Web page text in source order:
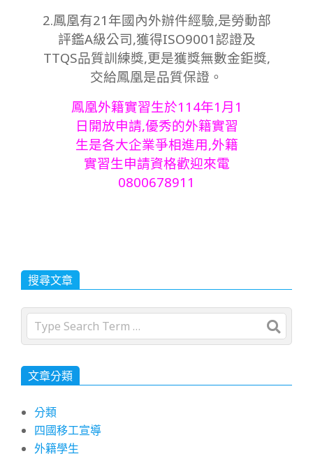
2.鳳凰有21年國內外辦件經驗,是勞動部
評鑑A級公司,獲得ISO9001認證及
TTQS品質訓練獎,更是獲獎無數金鉅獎,
交給鳳凰是品質保證。
鳳凰外籍實習生於114年1月1
日開放申請,優秀的外籍實習
生是各大企業爭相進用,外籍
實習生申請資格歡迎來電
0800678911
搜尋文章
Search
文章分類
分類
四國移工宣導
外籍學生